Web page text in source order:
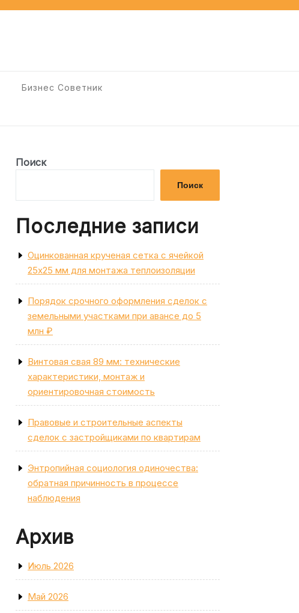
Бизнес Советник
Поиск
Поиск
Последние записи
Оцинкованная крученая сетка с ячейкой
25х25 мм для монтажа теплоизоляции
Порядок срочного оформления сделок с
земельными участками при авансе до 5
млн ₽
Винтовая свая 89 мм: технические
характеристики, монтаж и
ориентировочная стоимость
Правовые и строительные аспекты
сделок с застройщиками по квартирам
Энтропийная социология одиночества:
обратная причинность в процессе
наблюдения
Архив
Июль 2026
Май 2026